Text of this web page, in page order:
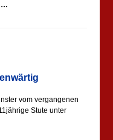
…
vom vergangenen
Stute unter